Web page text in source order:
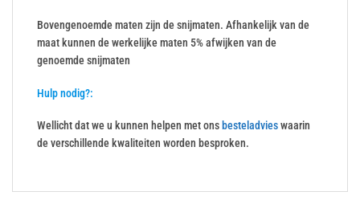
Bovengenoemde maten zijn de snijmaten. Afhankelijk van de
maat kunnen de werkelijke maten 5% afwijken van de
genoemde snijmaten
Hulp nodig?:
Wellicht dat we u kunnen helpen met ons besteladvieswaarin
de verschillende kwaliteiten worden besproken.